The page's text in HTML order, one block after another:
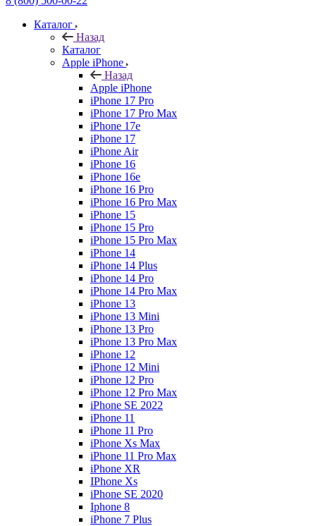
Каталог
Назад
Каталог
Apple iPhone
Назад
Apple iPhone
iPhone 17 Pro
iPhone 17 Pro Max
iPhone 17e
iPhone 17
iPhone Air
iPhone 16
iPhone 16e
iPhone 16 Pro
iPhone 16 Pro Max
iPhone 15
iPhone 15 Pro
iPhone 15 Pro Max
iPhone 14
iPhone 14 Plus
iPhone 14 Pro
iPhone 14 Pro Max
iPhone 13
iPhone 13 Mini
iPhone 13 Pro
iPhone 13 Pro Max
iPhone 12
iPhone 12 Mini
iPhone 12 Pro
iPhone 12 Pro Max
iPhone SE 2022
iPhone 11
iPhone 11 Pro
iPhone Xs Max
iPhone 11 Pro Max
iPhone XR
IPhone Xs
iPhone SE 2020
Iphone 8
iPhone 7 Plus